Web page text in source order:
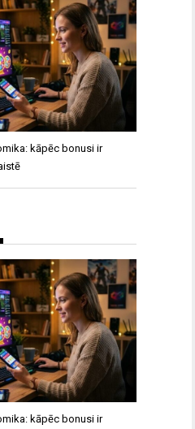
kāpēc bonusi ir
kāpēc bonusi ir